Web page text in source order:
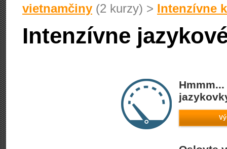
vietnamčiny (2 kurzy) > Intenzívne
Intenzívne